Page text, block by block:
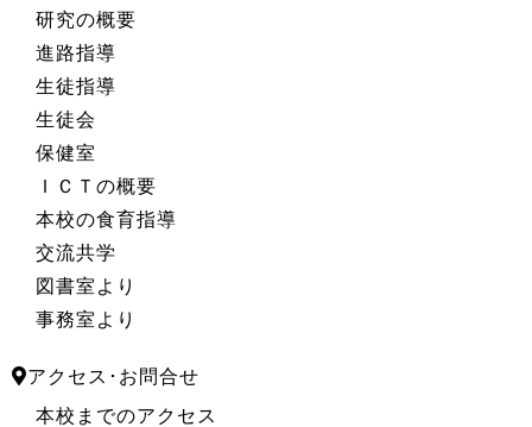
研究の概要
進路指導
生徒指導
生徒会
保健室
ＩＣＴの概要
本校の食育指導
交流共学
図書室より
事務室より
アクセス･お問合せ
本校までのアクセス